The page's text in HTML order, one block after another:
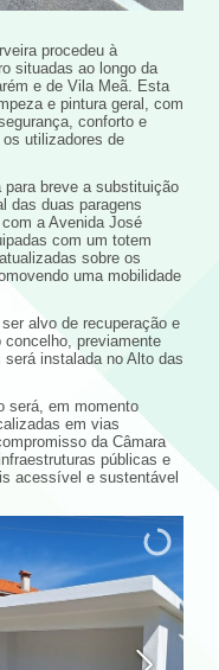
procedeu à
situadas ao longo da
e de Vila Meã. Esta
e pintura geral, com
conforto e
utilizadores de
breve a substituição
das duas paragens
a Avenida José
com um totem
sobre os
uma mobilidade
alvo de recuperação e
previamente
instalada no Alto das
será, em momento
em vias
da Câmara
públicas e
acessível e sustentável